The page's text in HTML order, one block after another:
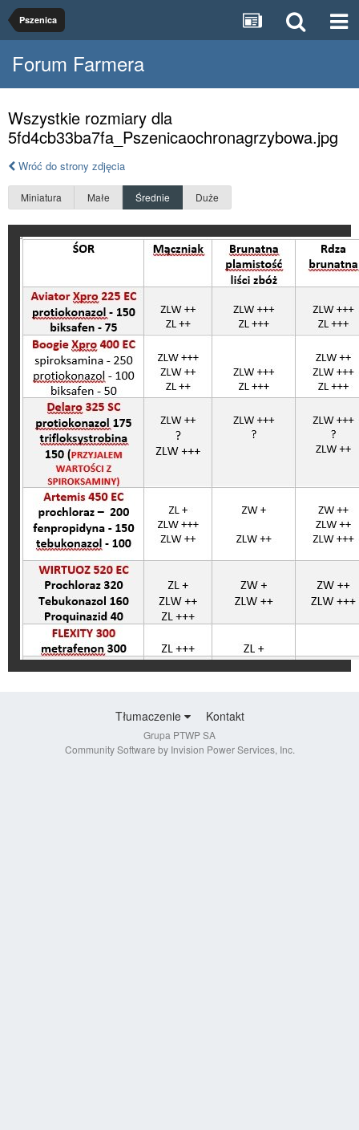
Pszenica
Forum Farmera
Wszystkie rozmiary dla
5fd4cb33ba7fa_Pszenicaochronagrzybowa.jpg
Wróć do strony zdjęcia
Miniatura Małe Średnie Duże
Tłumaczenie Kontakt
Grupa PTWP SA
Community Software by Invision Power Services, Inc.